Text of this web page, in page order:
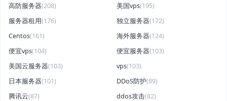
高防服务器(208) 美国vps(195)
服务器租用(176) 独立服务器(172)
Centos(161) 海外服务器(124)
便宜vps(104) 便宜服务器(103)
美国云服务器(103) vps(103)
日本服务器(101) DDoS防护(89)
腾讯云(87) ddos攻击(82)